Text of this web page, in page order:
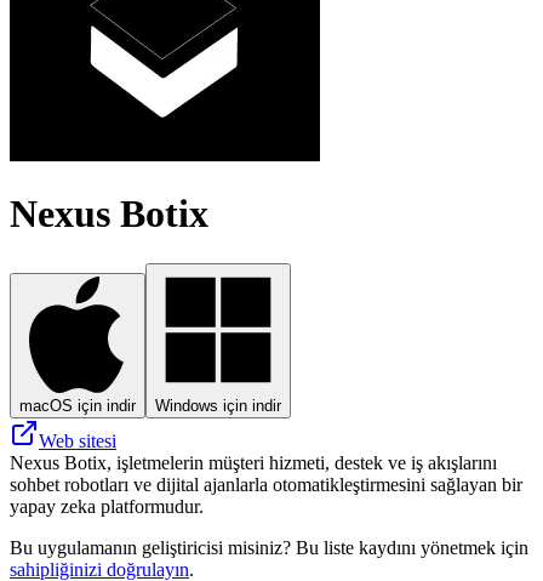
Nexus Botix
macOS için indir Windows için indir
Web sitesi
Nexus Botix, işletmelerin müşteri hizmeti, destek ve iş akışlarını
sohbet robotları ve dijital ajanlarla otomatikleştirmesini sağlayan bir
yapay zeka platformudur.
Bu uygulamanın geliştiricisi misiniz? Bu liste kaydını yönetmek için
sahipliğinizi doğrulayın.